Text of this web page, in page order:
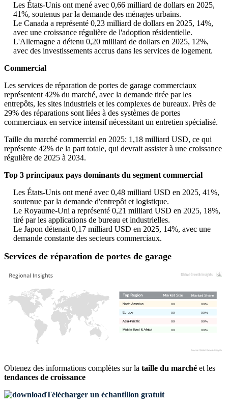
Les États-Unis ont mené avec 0,66 milliard de dollars en 2025,
41%, soutenus par la demande des ménages urbains.
Le Canada a représenté 0,23 milliard de dollars en 2025, 14%,
avec une croissance régulière de l'adoption résidentielle.
L'Allemagne a détenu 0,20 milliard de dollars en 2025, 12%,
avec des investissements accrus dans les services de logement.
Commercial
Les services de réparation de portes de garage commerciaux
représentent 42% du marché, avec la demande tirée par les
entrepôts, les sites industriels et les complexes de bureaux. Près de
29% des réparations sont liées à des systèmes de portes
commerciaux en service intensif nécessitant un entretien spécialisé.
Taille du marché commercial en 2025: 1,18 milliard USD, ce qui
représente 42% de la part totale, qui devrait assister à une croissance
régulière de 2025 à 2034.
Top 3 principaux pays dominants du segment commercial
Les États-Unis ont mené avec 0,48 milliard USD en 2025, 41%,
soutenue par la demande d'entrepôt et logistique.
Le Royaume-Uni a représenté 0,21 milliard USD en 2025, 18%,
tiré par les applications de bureau et industrielles.
Le Japon détenait 0,17 milliard USD en 2025, 14%, avec une
demande constante des secteurs commerciaux.
Services de réparation de portes de garage
XX%
XX
XX%
XX
XX%
XX
XX%
XX
Obtenez des informations complètes sur la taille du marché et les
tendances de croissance
Télécharger un échantillon gratuit